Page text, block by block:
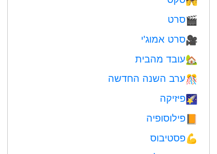
🎬סרט
🎥סרט אמוג'י
🏡עובד מהבית
🎊ערב השנה החדשה
🌠פיזיקה
📙 פילוסופיה
💪פסטיבוס